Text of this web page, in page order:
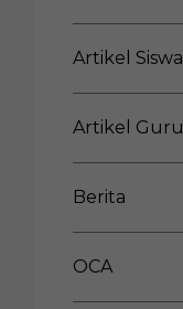
Artikel Siswa
Artikel Guru
Berita
OCA